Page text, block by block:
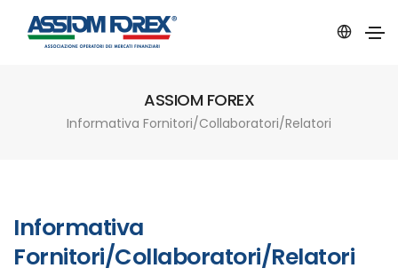
ASSIOM FOREX
Informativa Fornitori/Collaboratori/Relatori
Informativa
Fornitori/Collaboratori/Relatori